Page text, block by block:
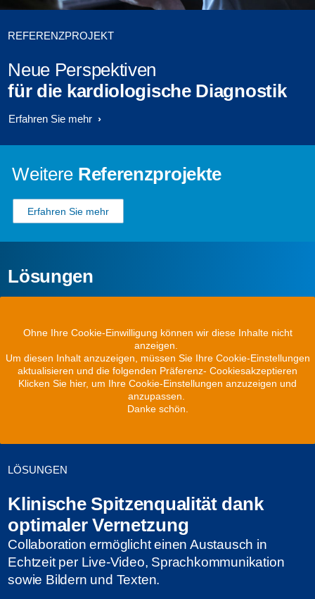
REFERENZPROJEKT
Neue Perspektiven
für die kardiologische Diagnostik
Erfahren Sie mehr
Weitere Referenzprojekte
Erfahren Sie mehr
Lösungen
Ohne Ihre Cookie-Einwilligung können wir diese Inhalte nicht
anzeigen.
Um diesen Inhalt anzuzeigen, müssen Sie Ihre Cookie-Einstellungen
aktualisieren und die folgenden Präferenz- Cookiesakzeptieren
Klicken Sie hier, um Ihre Cookie-Einstellungen anzuzeigen und
anzupassen.
Danke schön.
LÖSUNGEN
Klinische Spitzenqualität dank
optimaler Vernetzung
Collaboration ermöglicht einen Austausch in
Echtzeit per Live-Video, Sprachkommunikation
sowie Bildern und Texten.